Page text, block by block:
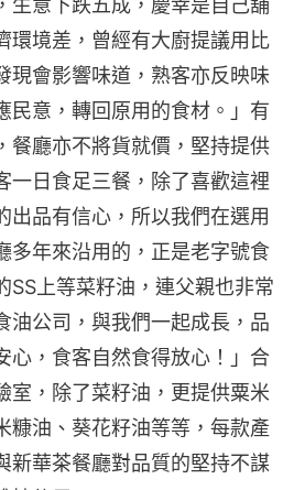
生意下跌五成，慶幸是自己舖
環境差，曾經有大廚提議用比
現會影響味道，熟客亦反映味
民意，轉回原用的食材。」有
餐廳亦不將貨就價，堅持提供
一日食足三餐，除了喜歡這裡
出品有信心，所以我們在選用
多年來沿用的，正是老字號食
SS上等菜籽油，連父親也非常
油公司，與我們一起成長，品
心，食客自然食得放心！」合
室，除了菜籽油，更提供粟米
糠油、葵花籽油等等，每款產
新華茶餐廳對品質的堅持不謀